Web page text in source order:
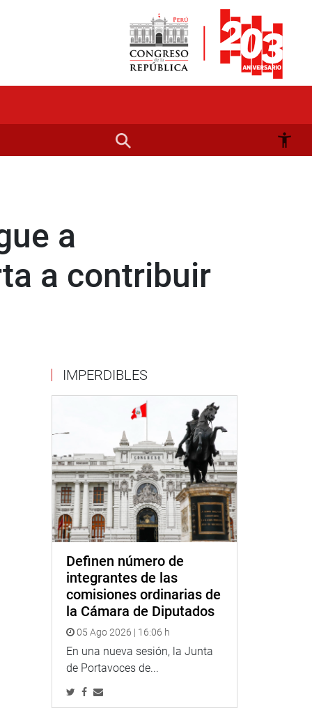
a
a contribuir
IMPERDIBLES
Definen número de
integrantes de las
comisiones ordinarias de
la Cámara de Diputados
05 Ago 2026 | 16:06 h
En una nueva sesión, la Junta
de Portavoces de...